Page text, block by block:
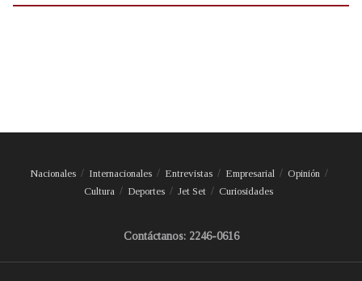
Nacionales Internacionales Entrevistas Empresarial
Opinión
Cultura
Deportes Jet Set Curiosidades
Contáctanos: 2246-0616